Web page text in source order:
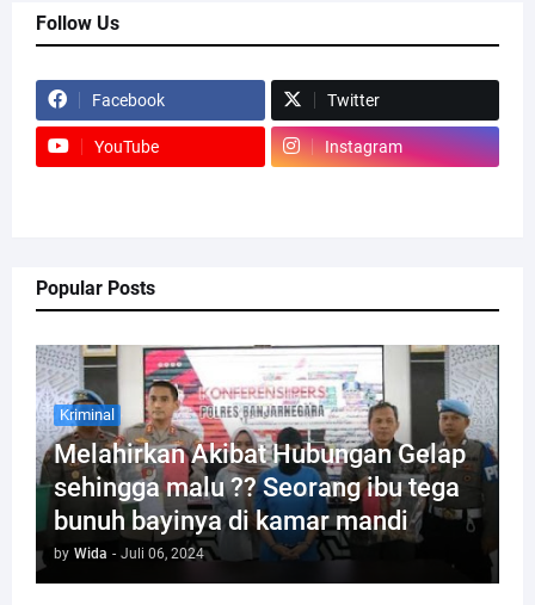
Follow Us
Facebook Twitter
YouTube Instagram
Popular Posts
Kriminal
Melahirkan Akibat Hubungan Gelap
sehingga malu ?? Seorang ibu tega
bunuh bayinya di kamar mandi
by Wida - Juli 06, 2024